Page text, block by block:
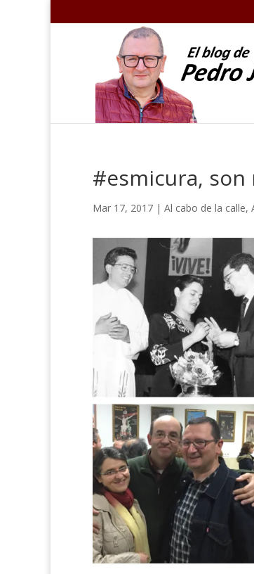
#esmicura,
Mar 17, 2017 | Al cabo de la calle,